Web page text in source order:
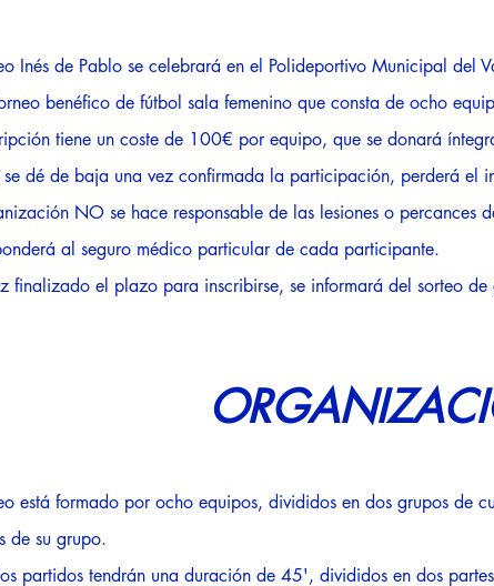
Inés de Pablo se celebrará en el Polideportivo Municipal
benéfico de fútbol sala femenino que consta de ocho
tiene un coste de 100€ por equipo, que se donará
dé de baja una vez confirmada la participación, perderá el
NO se hace responsable de las lesiones o percances
al seguro médico particular de cada participante.
finalizado el plazo para inscribirse, se informará del sorteo
está formado por ocho equipos, divididos en dos grupos de
de su grupo.
partidos tendrán una duración de 45', divididos en dos